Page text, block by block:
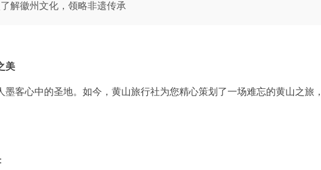
解徽州文化，领略非遗传承
美
客心中的圣地。如今，黄山旅行社为您精心策划了一场难忘的黄山之旅